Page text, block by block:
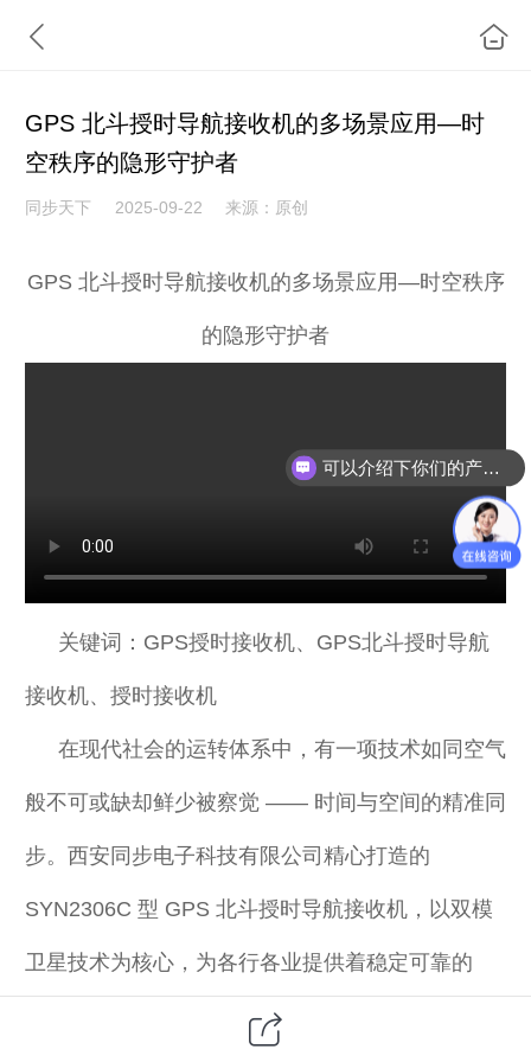
​GPS 北斗授时导航接收机的多场景应用—时
空秩序的隐形守护者
同步天下 2025-09-22 来源：原创
GPS 北斗授时导航接收机的多场景应用—时空秩序
的隐形守护者
关键词：GPS授时接收机、GPS北斗授时导航
接收机、授时接收机
在现代社会的运转体系中，有一项技术如同空气
般不可或缺却鲜少被察觉 —— 时间与空间的精准同
步。西安同步电子科技有限公司精心打造的
SYN2306C 型 GPS 北斗授时导航接收机，以双模
卫星技术为核心，为各行各业提供着稳定可靠的
可以介绍下你们的产品么？